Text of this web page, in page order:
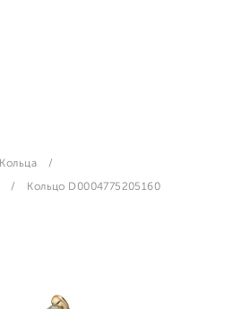
Кольца
Кольцо D0004775205160